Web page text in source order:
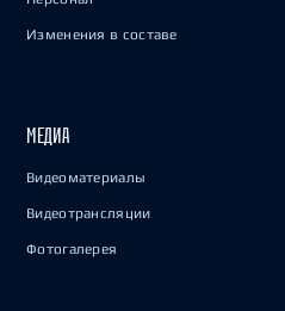
Изменения в составе
МЕДИА
Видеоматериалы
Видеотрансляции
Фотогалерея